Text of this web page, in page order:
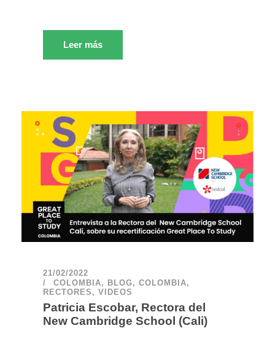
Leer más
21/02/2022
COLOMBIA, BLOG, COLOMBIA,
RECTORES , VIDEOS
Patricia Escobar, Rectora del
New Cambridge School (Cali)